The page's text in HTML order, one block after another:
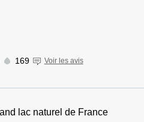
169 Voir les avis
lac naturel de France